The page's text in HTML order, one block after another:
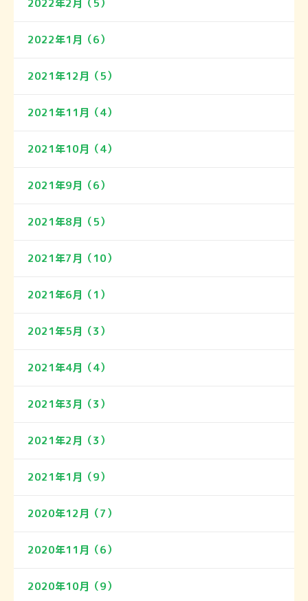
2022年1月（6）
2021年12月（5）
2021年11月（4）
2021年10月（4）
2021年9月（6）
2021年8月（5）
2021年7月（10）
2021年6月（1）
2021年5月（3）
2021年4月（4）
2021年3月（3）
2021年2月（3）
2021年1月（9）
2020年12月（7）
2020年11月（6）
2020年10月（9）